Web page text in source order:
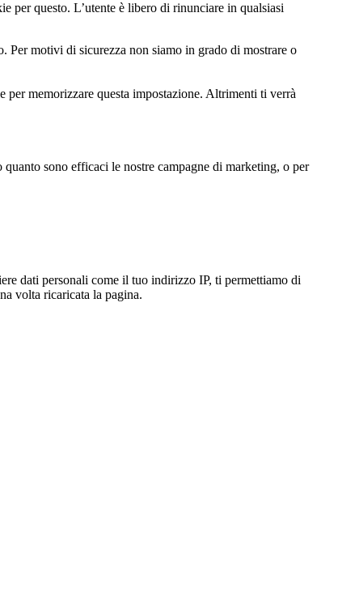
per questo. L’utente è libero di rinunciare in qualsiasi
Per motivi di sicurezza non siamo in grado di mostrare o
memorizzare questa impostazione. Altrimenti ti verrà
sono efficaci le nostre campagne di marketing, o per
dati personali come il tuo indirizzo IP, ti permettiamo di
volta ricaricata la pagina.